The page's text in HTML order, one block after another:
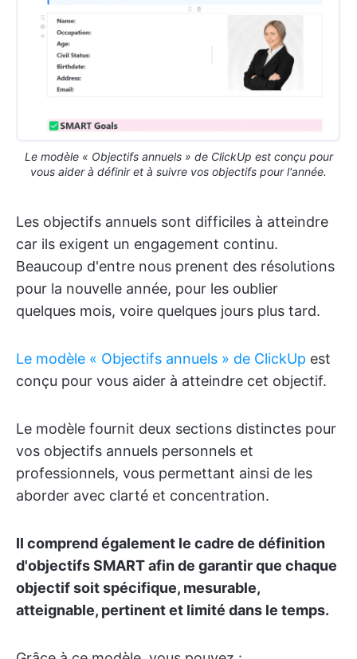
Le modèle « Objectifs annuels » de ClickUp est conçu pour
vous aider à définir et à suivre vos objectifs pour l'année.
Les objectifs annuels sont difficiles à atteindre
car ils exigent un engagement continu.
Beaucoup d'entre nous prenent des résolutions
pour la nouvelle année, pour les oublier
quelques mois, voire quelques jours plus tard.
Le modèle « Objectifs annuels » de ClickUp est
conçu pour vous aider à atteindre cet objectif.
Le modèle fournit deux sections distinctes pour
vos objectifs annuels personnels et
professionnels, vous permettant ainsi de les
aborder avec clarté et concentration.
Il comprend également le cadre de définition
d'objectifs SMART afin de garantir que chaque
objectif soit spécifique, mesurable,
atteignable, pertinent et limité dans le temps.